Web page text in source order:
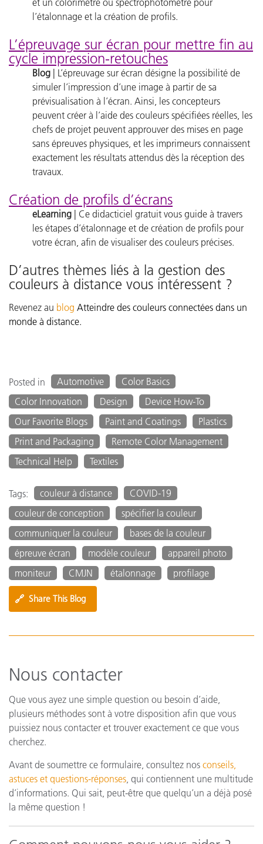
l’étalonnage et la création de profils.
L’épreuvage sur écran pour mettre fin au
cycle impression-retouches
Blog | L’épreuvage sur écran désigne la possibilité de
simuler l’impression d’une image à partir de sa
prévisualisation à l’écran. Ainsi, les concepteurs
peuvent créer à l’aide des couleurs spécifiées réelles, les
chefs de projet peuvent approuver des mises en page
sans épreuves physiques, et les imprimeurs connaissent
exactement les résultats attendus dès la réception des
travaux.
Création de profils d’écrans
eLearning | Ce didacticiel gratuit vous guide à travers
les étapes d’étalonnage et de création de profils pour
votre écran, afin de visualiser des couleurs précises.
D’autres thèmes liés à la gestion des
couleurs à distance vous intéressent ?
Revenez au blog Atteindre des couleurs connectées dans un
monde à distance.
Posted in Automotive
Color Basics
Color Innovation
Design
Device How-To
Our Favorite Blogs
Paint and Coatings
Plastics
Print and Packaging
Remote Color Management
Technical Help
Textiles
Tags: couleur à distance
COVID-19
couleur de conception
spécifier la couleur
communiquer la couleur
bases de la couleur
épreuve écran
modèle couleur
appareil photo
moniteur
CMJN étalonnage profilage
🔗 Share This Blog
Nous contacter
Que vous ayez une simple question ou besoin d’aide,
plusieurs méthodes sont à votre disposition afin que vous
puissiez nous contacter et trouver exactement ce que vous
cherchez.
Avant de soumettre ce formulaire, consultez nos conseils,
astuces et questions-réponses , qui contiennent une multitude
d’informations. Qui sait, peut-être que quelqu’un a déjà posé
la même question !